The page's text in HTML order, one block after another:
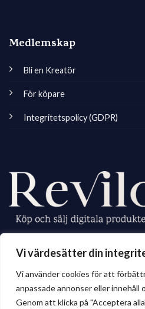
Vi värdesätter din
Vi använder cookies för att
anpassade annonser eller innehåll
Genom att klicka på "Acceptera
erbjuder ett brett sortiment av digitalt
Medlemskap
Bli en Kreatör
För köpare
Integritetspolicy (GDPR)